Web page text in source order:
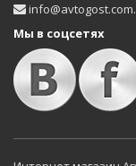
Мы в соцсетях